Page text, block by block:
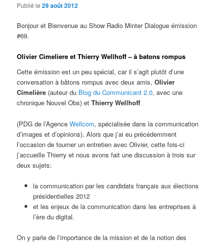
Publié le29 août 2012
Bonjour et Bienvenue au Show Radio Minter Dialogue émission
#69.
Olivier Cimeliere et Thierry Wellhoff – à batons rompus
Cette émission est un peu spécial, car il s’agit plutôt d’une
conversation à bâtons rompus avec deux amis,Olivier
Cimelière (auteur du Blog du Communicant 2.0, avec une
chronique Nouvel Obs) etThierry Wellhoff
(PDG de l’AgenceWellcom, spécialisée dans la communication
d’images et d’opinions). Alors que j’ai eu précédemment
l’occasion de tourner un entretien avec Olivier, cette fois-ci
j’accueille Thierry et nous avons fait une discussion à trois sur
deux sujets:
la communication par les candidats français aux élections
présidentielles 2012
et les enjeux de la communication dans les entreprises à
l’ère du digital.
On y parle de l’importance de la mission et de la notion des